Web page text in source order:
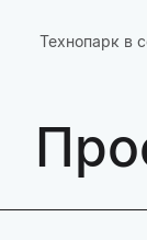
Технопарк в